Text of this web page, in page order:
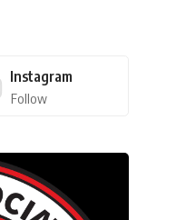
Instagram
Follow